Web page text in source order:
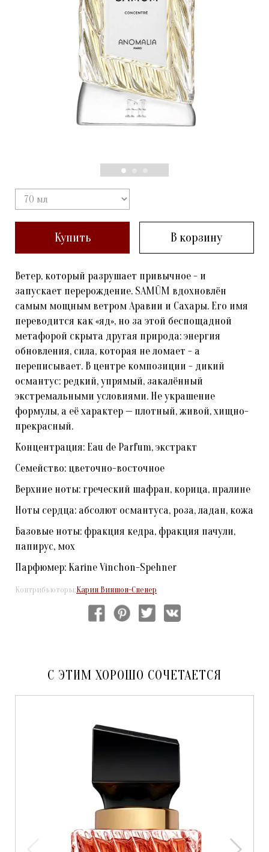
Купить В корзину
Ветер, который разрушает привычное - и
запускает перерождение. SAMŪM вдохновлён
самым мощным ветром Аравии и Сахары. Его имя
переводится как «яд», но за этой беспощадной
метафорой скрыта другая природа: энергия
обновления, сила, которая не ломает - а
переписывает. В центре композиции - дикий
османтус: редкий, упрямый, закалённый
экстремальными условиями. Не украшение
формулы, а её характер — плотный, живой, хищно-
прекрасный.
Концентрация: Eau de Parfum, экстракт
Семейство: цветочно-восточное
Верхние ноты: греческий шафран, корица, пралине
Ноты сердца: абсолют османтуса, роза, ладан, кожа
Базовые ноты: фракция кедра, фракция пачули,
папирус, мох
Парфюмер: Karine Vinchon-Spehner
Контрибьюторы:​Карин Виншон-Спенер
С ЭТИМ ХОРОШО СОЧЕТАЕТСЯ